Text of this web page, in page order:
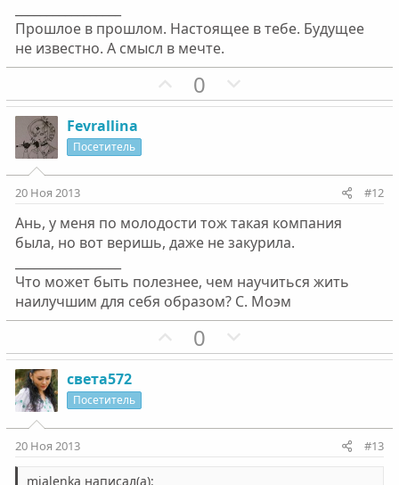
Прошлое в прошлом. Настоящее в тебе. Будущее
не известно. А смысл в мечте.
П
о
т
н
ы
й
г
о
о
0
е
т
н
ы
й
г
о
о
Fevrallina
Посетитель
20 Ноя 2013 #12
Ань, у меня по молодости тож такая компания
была, но вот веришь, даже не закурила.
Что может быть полезнее, чем научиться жить
наилучшим для себя образом? С. Моэм
П
о
т
0
е
т
света572
Посетитель
20 Ноя 2013 #13
mialenka написал(а):